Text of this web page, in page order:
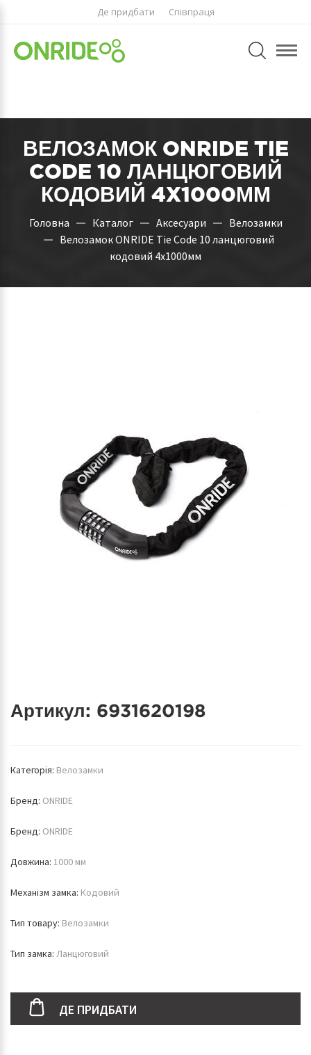
Де придбати Співпраця
ВЕЛОЗАМОК ONRIDE TIE
CODE 10 ЛАНЦЮГОВИЙ
КОДОВИЙ 4X1000ММ
Головна Каталог Аксесуари
Велозамки
Велозамок ONRIDE Tie Code 10 ланцюговий
кодовий 4x1000мм
Артикул: 6931620198
Категорія: Велозамки
Бренд: ONRIDE
Бренд: ONRIDE
Довжина: 1000 мм
Механізм замка: Кодовий
Тип товару: Велозамки
Тип замка: Ланцюговий
ДЕ ПРИДБАТИ